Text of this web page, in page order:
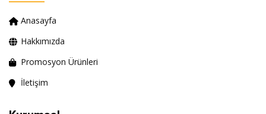
Anasayfa
Hakkımızda
Promosyon Ürünleri
İletişim